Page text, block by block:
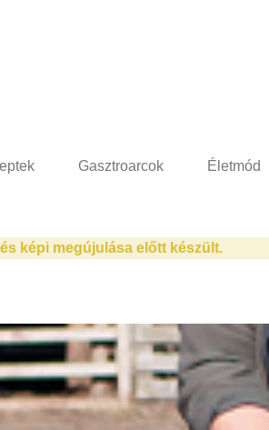
Gasztroarcok Életmód
képi megújulása előtt készült.